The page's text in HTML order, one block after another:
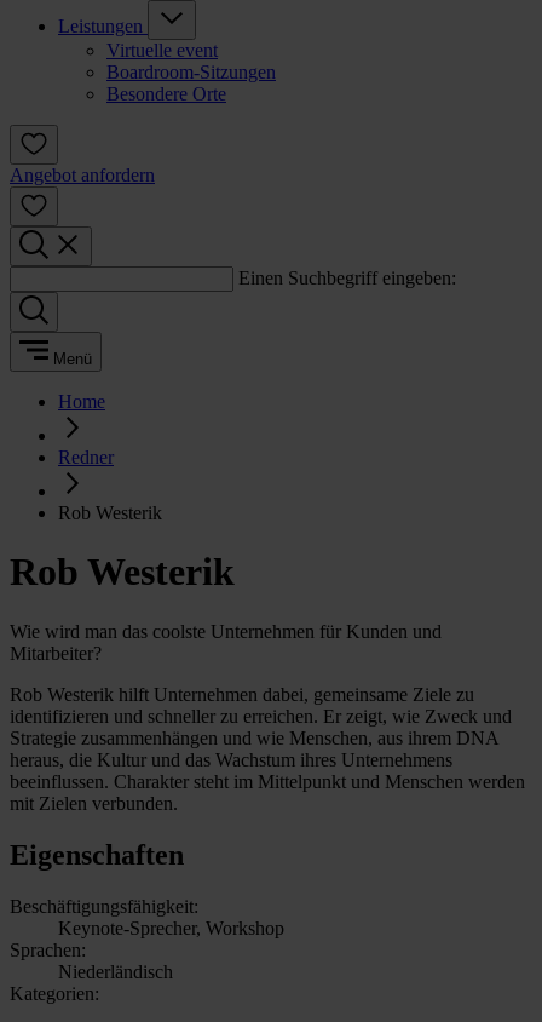
Leistungen
Virtuelle event
Boardroom-Sitzungen
Besondere Orte
Angebot anfordern
Einen Suchbegriff eingeben:
Menü
Home
Redner
Rob Westerik
Rob Westerik
Wie wird man das coolste Unternehmen für Kunden und
Mitarbeiter?
Rob Westerik hilft Unternehmen dabei, gemeinsame Ziele zu
identifizieren und schneller zu erreichen. Er zeigt, wie Zweck und
Strategie zusammenhängen und wie Menschen, aus ihrem DNA
heraus, die Kultur und das Wachstum ihres Unternehmens
beeinflussen. Charakter steht im Mittelpunkt und Menschen werden
mit Zielen verbunden.
Eigenschaften
Beschäftigungsfähigkeit:
Keynote-Sprecher, Workshop
Sprachen:
Niederländisch
Kategorien: